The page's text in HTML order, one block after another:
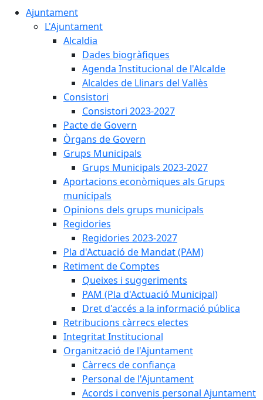
Ajuntament
L'Ajuntament
Alcaldia
Dades biogràfiques
Agenda Institucional de l'Alcalde
Alcaldes de Llinars del Vallès
Consistori
Consistori 2023-2027
Pacte de Govern
Òrgans de Govern
Grups Municipals
Grups Municipals 2023-2027
Aportacions econòmiques als Grups
municipals
Opinions dels grups municipals
Regidories
Regidories 2023-2027
Pla d'Actuació de Mandat (PAM)
Retiment de Comptes
Queixes i suggeriments
PAM (Pla d'Actuació Municipal)
Dret d'accés a la informació pública
Retribucions càrrecs electes
Integritat Institucional
Organització de l'Ajuntament
Càrrecs de confiança
Personal de l'Ajuntament
Acords i convenis personal Ajuntament